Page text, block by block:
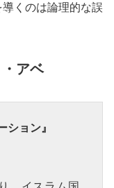
くのは論理的な誤
アベ
ション』